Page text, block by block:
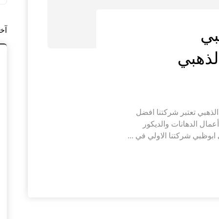
|0564421019| الدرع الذهبي تعتبر شركتنا افضل
الدهانات والديكور
شركتنا الاولي في ...